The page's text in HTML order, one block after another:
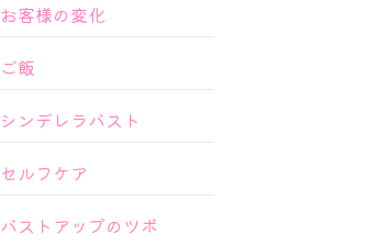
お客様の変化
ご飯
シンデレラバスト
セルフケア
バストアップのツボ